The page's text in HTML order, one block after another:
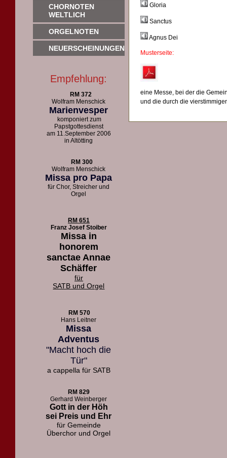
CHORNOTEN
WELTLICH
ORGELNOTEN
NEUERSCHEINUNGEN
Empfehlung:
RM 372
Wolfram Menschick
Marienvesper
komponiert zum
Papstgottesdienst
am 11.September 2006
in Altötting
RM 300
Wolfram Menschick
Missa pro Papa
für Chor, Streicher und
Orgel
RM 651
Franz Josef Stoiber
Missa in
honorem
sanctae Annae
Schäffer
für
SATB und Orgel
RM 570
Hans Leitner
Missa
Adventus
"Macht hoch die
Tür"
a cappella für SATB
RM 829
Gerhard Weinberger
Gott in der Höh
sei Preis und Ehr
für Gemeinde
Überchor und Orgel
Gloria
Sanctus
Agnus Dei
Musterseite:
eine Messe, bei der die
und die durch die